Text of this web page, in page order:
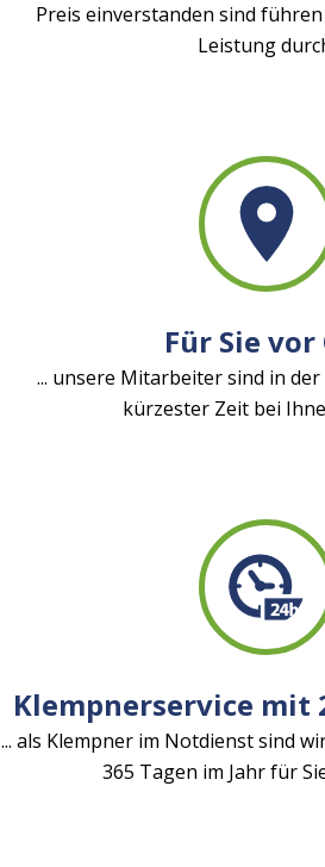
Preis einverstanden sind
Leistung
Für Sie
... unsere Mitarbeiter sind in
kürzester Zeit bei
Klempnerservice mit
... als Klempner im Notdienst sind
365 Tagen im Jahr für